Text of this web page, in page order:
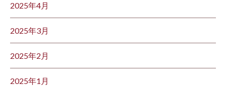
2025年4月
2025年3月
2025年2月
2025年1月